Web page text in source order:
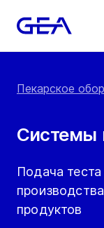
Пекарское
Системы
Подача
продуктов